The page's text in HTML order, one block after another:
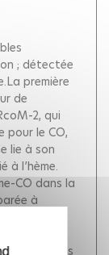
; détectée
première
de
2, qui
pour le CO,
lie à son
à l’hème.
CO dans la
à
lier du
20 fois plus